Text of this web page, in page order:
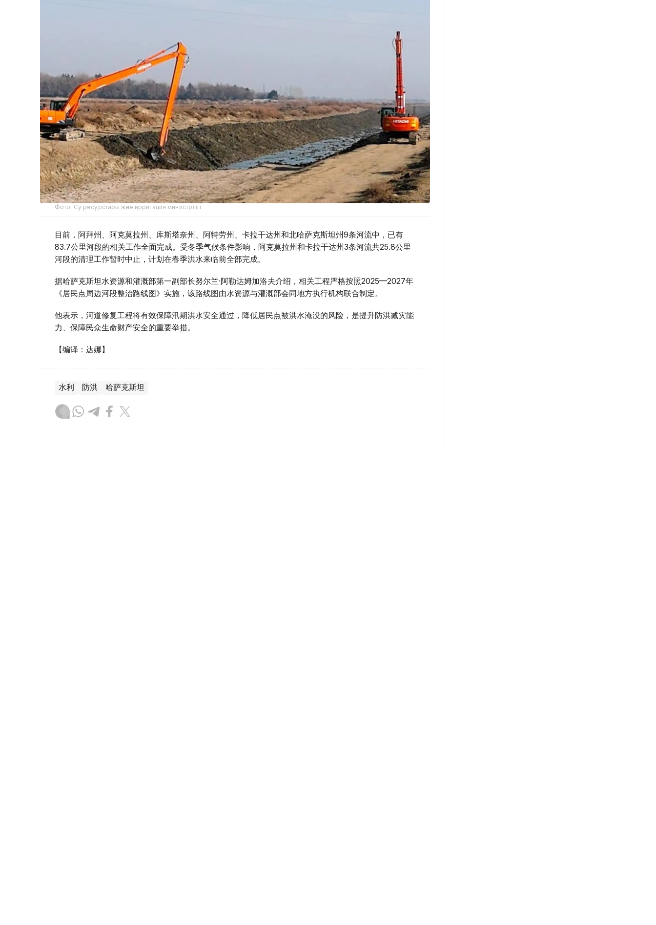
Фото: Су ресурстары және ирригация министрлігі
目前，阿拜州、阿克莫拉州、库斯塔奈州、阿特劳州、卡拉干达州和北哈萨克斯坦州9条河流中，已有
83.7公里河段的相关工作全面完成。受冬季气候条件影响，阿克莫拉州和卡拉干达州3条河流共25.8公里
河段的清理工作暂时中止，计划在春季洪水来临前全部完成。
据哈萨克斯坦水资源和灌溉部第一副部长努尔兰·阿勒达姆加洛夫介绍，相关工程严格按照2025—2027年
《居民点周边河段整治路线图》实施，该路线图由水资源与灌溉部会同地方执行机构联合制定。
他表示，河道修复工程将有效保障汛期洪水安全通过，降低居民点被洪水淹没的风险，是提升防洪减灾能
力、保障民众生命财产安全的重要举措。
【编译：达娜】
水利 防洪 哈萨克斯坦